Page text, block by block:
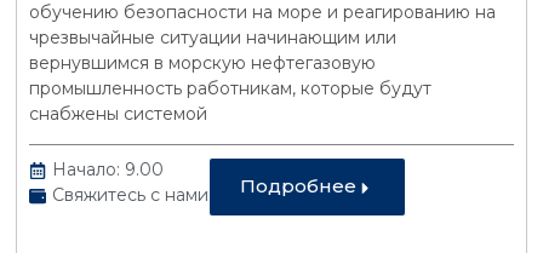
обучению безопасности на море и реагированию на
чрезвычайные ситуации начинающим или
вернувшимся в морскую нефтегазовую
промышленность работникам, которые будут
снабжены системой
Начало: 9.00
Свяжитесь с нами
Подробнее